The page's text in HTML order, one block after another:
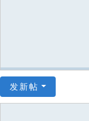
发新帖